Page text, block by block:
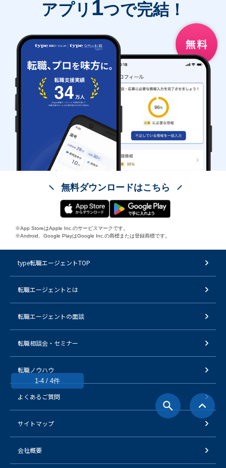
1-4 / 4件
アプリ 1つで完結！
無料ダウンロードはこちら
※App StoreはApple Inc.のサービスマークです。
※Android、Google PlayはGoogle Inc.の商標または登録商標です。
type転職エージェントTOP
転職エージェントとは
転職エージェントの面談
転職相談会・セミナー
転職ノウハウ
よくあるご質問
サイトマップ
会社概要